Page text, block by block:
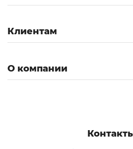
Клиентам
О компании